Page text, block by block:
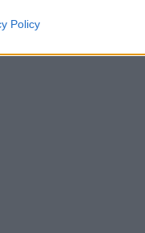
Policy